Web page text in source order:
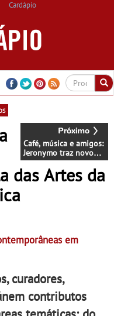
Cardápio
Café, música e amigos:
Jeronymo traz novo
conceito a Cascais
(com DJ Coffee
Sessions)
das Artes da
em
curadores,
contributos